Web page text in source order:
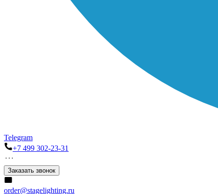
Telegram
+7 499 302-23-31
Заказать звонок
order@stagelighting.ru